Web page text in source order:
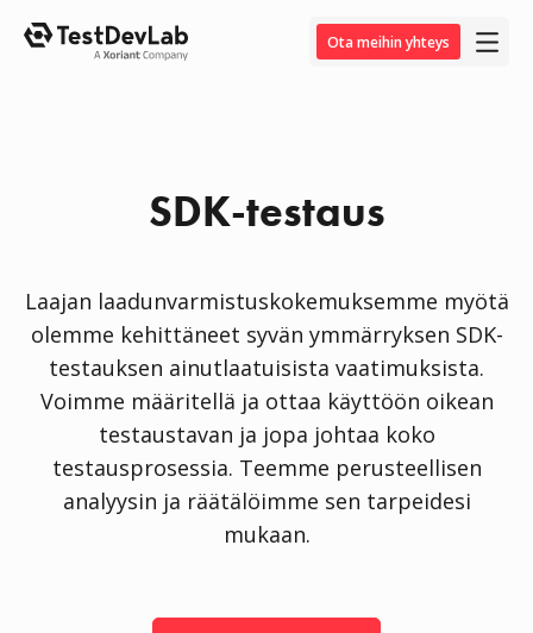
Ota meihin yhteys
SDK-testaus
Laajan laadunvarmistuskokemuksemme myötä
olemme kehittäneet syvän ymmärryksen SDK-
testauksen ainutlaatuisista vaatimuksista.
Voimme määritellä ja ottaa käyttöön oikean
testaustavan ja jopa johtaa koko
testausprosessia. Teemme perusteellisen
analyysin ja räätälöimme sen tarpeidesi
mukaan.